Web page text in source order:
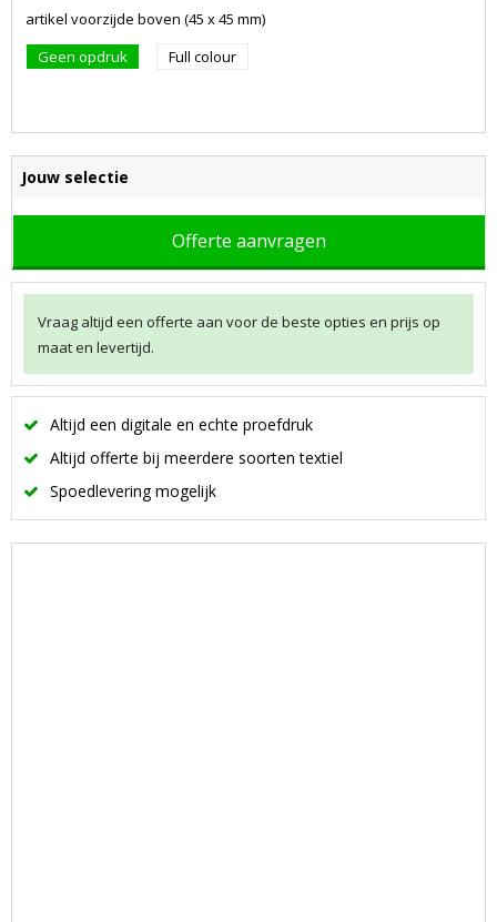
artikel voorzijde boven (45 x 45 mm)
Geen opdruk
Full colour
Jouw selectie
Offerte aanvragen
Vraag altijd een offerte aan voor de beste opties en prijs op
maat en levertijd.
Altijd een digitale en echte proefdruk
Altijd offerte bij meerdere soorten textiel
Spoedlevering mogelijk